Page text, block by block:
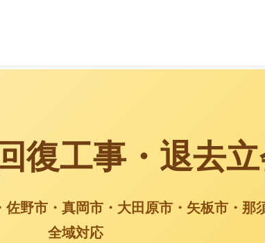
復工事・退去
野市・真岡市・大田原市・矢板市・那
全域対応